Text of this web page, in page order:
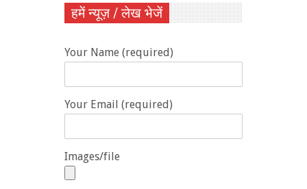
हमें न्यूज़ / लेख भेजें
Your Name (required)
Your Email (required)
Images/file